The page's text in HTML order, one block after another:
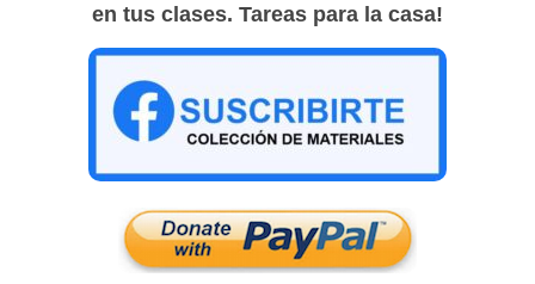
en tus clases. Tareas para la casa!